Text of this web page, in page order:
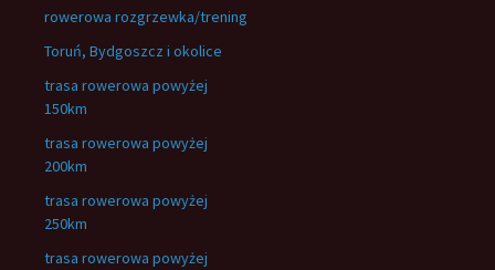
rowerowa rozgrzewka/trening
Toruń, Bydgoszcz i okolice
trasa rowerowa powyżej
150km
trasa rowerowa powyżej
200km
trasa rowerowa powyżej
250km
trasa rowerowa powyżej